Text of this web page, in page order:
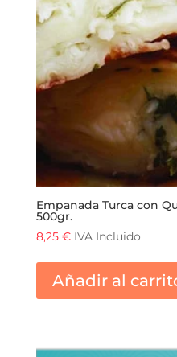
Empanada Turca con
500gr.
8,25 € IVA Incluido
Añadir al